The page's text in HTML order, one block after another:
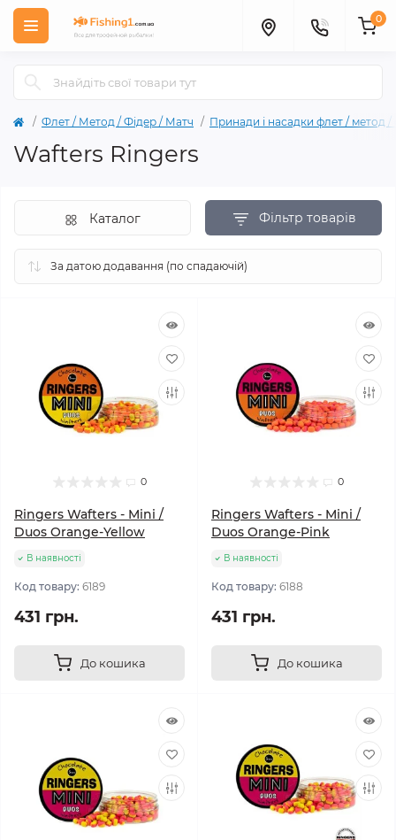
0
Флет / Метод / Фiдер / Матч Принади і насадки флет / метод /
Wafters Ringers
Фільтр товарів
Каталог
0
Ringers Wafters - Mini /
Duos Orange-Yellow
В наявності
Код товару: 6189
431 грн.
До кошика
0
Ringers Wafters - Mini /
Duos Orange-Pink
В наявності
Код товару: 6188
431 грн.
До кошика